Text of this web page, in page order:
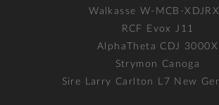
Walkasse W-MCB-
RCF Evox J11
AlphaTheta CDJ 3000X
Strymon Canoga
Sire Larry Carlton L7 New